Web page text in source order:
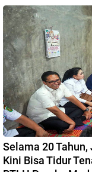
Selama 20
Kini Bisa Tidur